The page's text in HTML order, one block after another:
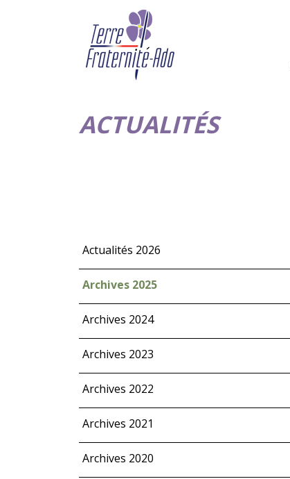
ACTUALITÉS
Actualités 2026
Archives 2025
Archives 2024
Archives 2023
Archives 2022
Archives 2021
Archives 2020